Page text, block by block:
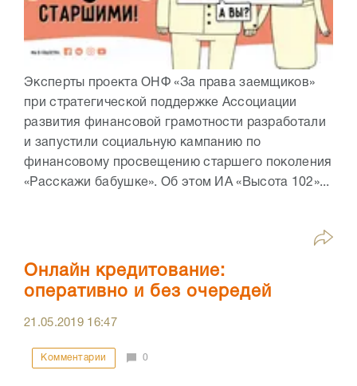
Эксперты проекта ОНФ «За права заемщиков»
при стратегической поддержке Ассоциации
развития финансовой грамотности разработали
и запустили социальную кампанию по
финансовому просвещению старшего поколения
«Расскажи бабушке». Об этом ИА «Высота 102»...
Онлайн кредитование:
оперативно и без очередей
21.05.2019 16:47
Комментарии 0